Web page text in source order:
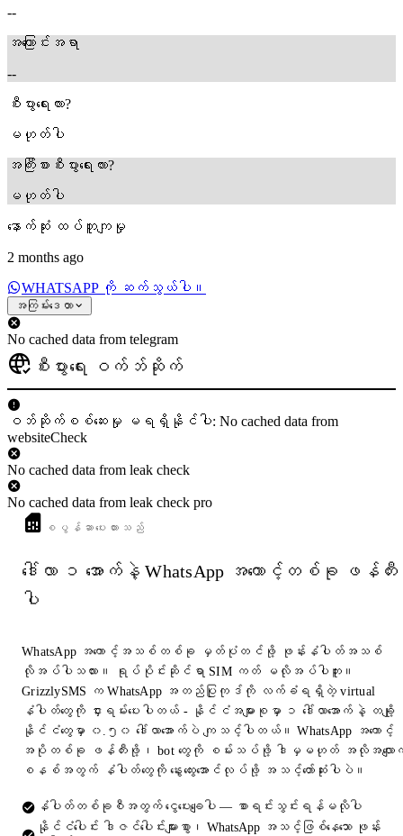
--
အကြောင်းအရာ
--
စီးပွားရေးလား?
မဟုတ်ပါ
အကြီးစားစီးပွားရေးလား?
မဟုတ်ပါ
နောက်ဆုံး ထပ်တူကျမှု
2 months ago
WHATSAPP ကို ဆက်သွယ်ပါ။
အကြမ်းဒေတာ
No cached data from telegram
စီးပွားရေး ဝက်ဘ်ဆိုက်
ဝဘ်ဆိုက်စစ်ဆေးမှု မရရှိနိုင်ပါ: No cached data from
websiteCheck
No cached data from leak check
No cached data from leak check pro
စပွန်ဆာပေးထားသည်
ဒေါ်လာ ၁ အောက်နဲ့ WhatsApp အကောင့်တစ်ခု ဖန်တီး
ပါ
WhatsApp အကောင့်အသစ်တစ်ခု မှတ်ပုံတင်ဖို့ ဖုန်းနံပါတ်အသစ်
လိုအပ်ပါသလား။ ရုပ်ပိုင်းဆိုင်ရာ SIM ကတ် မလိုအပ်ပါဘူး။
GrizzlySMS က WhatsApp အတည်ပြုကုဒ်ကို လက်ခံရရှိတဲ့ virtual
နံပါတ်တွေကို ငှားရမ်းပေးပါတယ် - နိုင်ငံအများစုမှာ ၁ ဒေါ်လာအောက်နဲ့ တချို့
နိုင်ငံတွေမှာ ၀.၅၀ ဒေါ်လာအောက်ပဲ ကျသင့်ပါတယ်။ WhatsApp အကောင့်
အပိုတစ်ခု ဖန်တီးဖို့၊ bot တွေကို စမ်းသပ်ဖို့ ဒါမှမဟုတ် အလိုအလျော
စနစ်အတွက် နံပါတ်တွေကို နွေးထွေးအောင်လုပ်ဖို့ အသင့်တော်ဆုံးပါပဲ။
နံပါတ်တစ်ခုစီအတွက် ငွေပေးချေပါ — စာရင်းသွင်းရန်မလိုပါ
နိုင်ငံပေါင်း ဒါဇင်ပေါင်းများစွာ၊ WhatsApp အသင့်ဖြစ်နေသော ဖုန်း